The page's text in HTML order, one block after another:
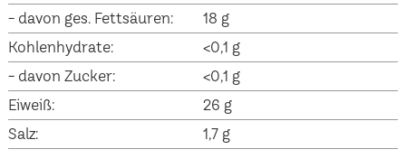
- davon ges. Fettsäuren:
18 g
Kohlenhydrate:
<0,1 g
- davon Zucker:
<0,1 g
Eiweiß:
26 g
Salz:
1,7 g